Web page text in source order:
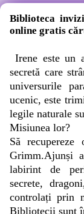
Biblioteca
online gratis
Irene este un
secretă care
universurile
ucenic, este
legile naturale
Misiunea lor?
Să
Grimm.Ajunși
labirint de
secrete,
controlați prin
Bibliotecii sunt